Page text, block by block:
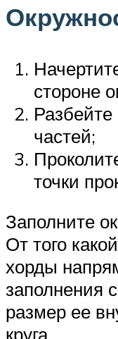
стороне
частей;
точки
Заполните
От того
хорды
заполнения
размер ее
круга.